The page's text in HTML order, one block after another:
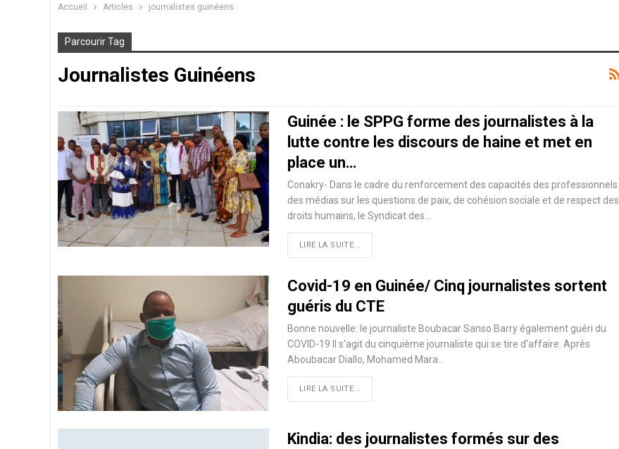
Accueil Articles journalistes guinéens
Parcourir Tag
Journalistes Guinéens
Guinée : le SPPG forme des journalistes à la
lutte contre les discours de haine et met en
place un…
Conakry- Dans le cadre du renforcement des capacités des professionnels
des médias sur les questions de paix, de cohésion sociale et de respect des
droits humains, le Syndicat des…
LIRE LA SUITE...
Covid-19 en Guinée/ Cinq journalistes sortent
guéris du CTE
Bonne nouvelle: le journaliste Boubacar Sanso Barry également guéri du
COVID-19 Il s'agit du cinquième journaliste qui se tire d'affaire. Après
Aboubacar Diallo, Mohamed Mara
LIRE LA SUITE...
Kindia: des journalistes formés sur des